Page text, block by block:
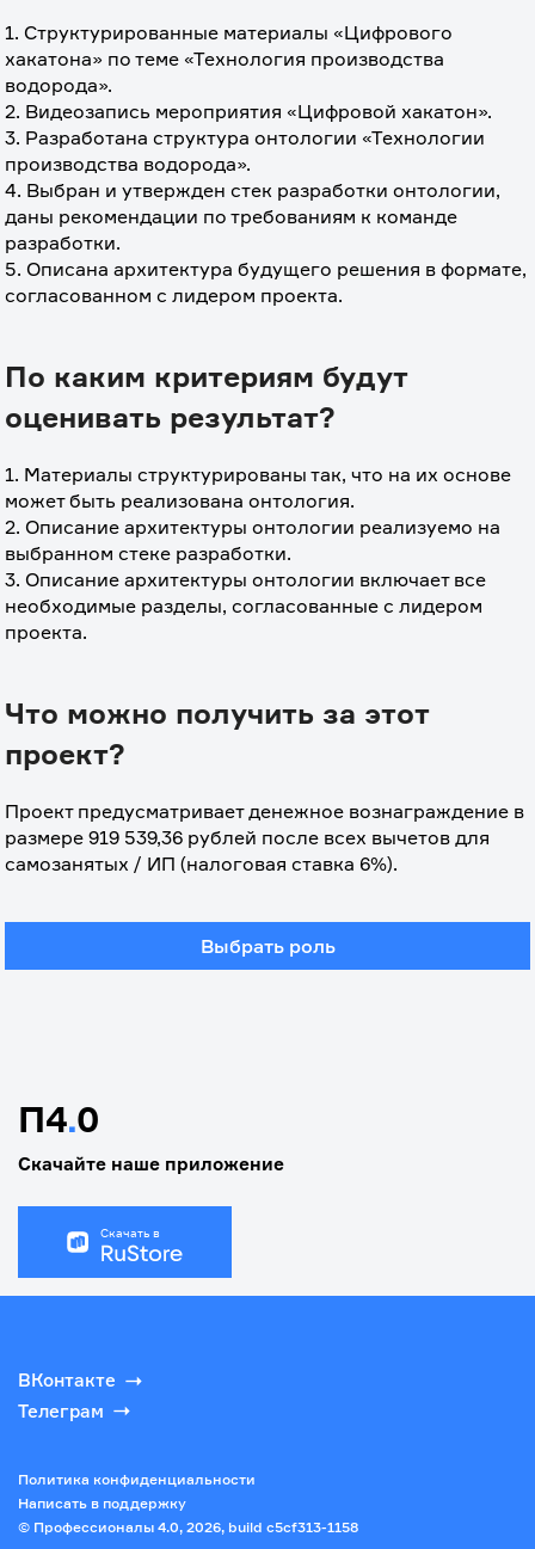
1. Структурированные материалы «Цифрового
хакатона» по теме «Технология производства
водорода».
2. Видеозапись мероприятия «Цифровой хакатон».
3. Разработана структура онтологии «Технологии
производства водорода».
4. Выбран и утвержден стек разработки онтологии,
даны рекомендации по требованиям к команде
разработки.
5. Описана архитектура будущего решения в формате,
согласованном с лидером проекта.
По каким критериям будут
оценивать результат?
1. Материалы структурированы так, что на их основе
может быть реализована онтология.
2. Описание архитектуры онтологии реализуемо на
выбранном стеке разработки.
3. Описание архитектуры онтологии включает все
необходимые разделы, согласованные с лидером
проекта.
Что можно получить за этот
проект?
Проект предусматривает денежное вознаграждение в
размере 919 539,36 рублей после всех вычетов для
самозанятых / ИП (налоговая ставка 6%).
Выбрать роль
П4.0
Скачайте наше приложение
Скачать в
ВКонтакте
Телеграм
© Профессионалы 4.0, 2026, build c5cf313-1158
Политика конфиденциальности
Написать в поддержку